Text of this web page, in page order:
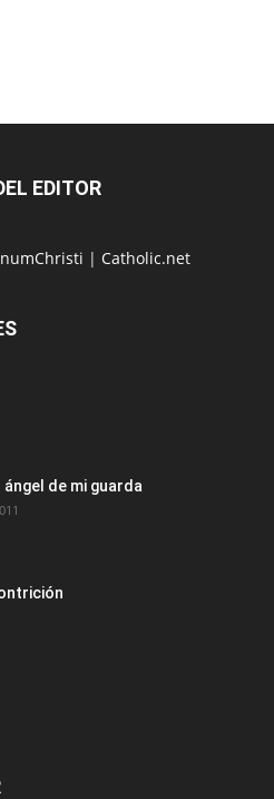
EDITOR
| Catholic.net
ángel de mi guarda